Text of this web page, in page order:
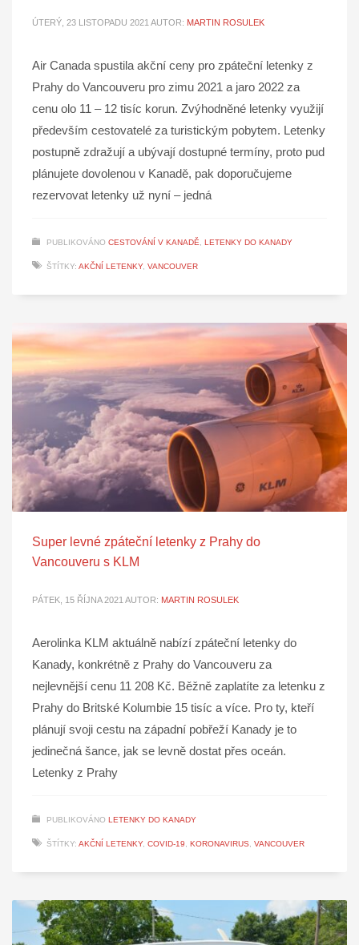
ÚTERÝ, 23 LISTOPADU 2021 AUTOR: MARTIN ROSULEK
Air Canada spustila akční ceny pro zpáteční letenky z
Prahy do Vancouveru pro zimu 2021 a jaro 2022 za
cenu olo 11 – 12 tisíc korun. Zvýhodněné letenky využijí
především cestovatelé za turistickým pobytem. Letenky
postupně zdražují a ubývají dostupné termíny, proto pud
plánujete dovolenou v Kanadě, pak doporučujeme
rezervovat letenky už nyní – jedná
PUBLIKOVÁNO CESTOVÁNÍ V KANADĚ, LETENKY DO KANADY
ŠTÍTKY: AKČNÍ LETENKY, VANCOUVER
Super levné zpáteční letenky z Prahy do
Vancouveru s KLM
PÁTEK, 15 ŘÍJNA 2021 AUTOR: MARTIN ROSULEK
Aerolinka KLM aktuálně nabízí zpáteční letenky do
Kanady, konkrétně z Prahy do Vancouveru za
nejlevnější cenu 11 208 Kč. Běžně zaplatíte za letenku z
Prahy do Britské Kolumbie 15 tisíc a více. Pro ty, kteří
plánují svoji cestu na západní pobřeží Kanady je to
jedinečná šance, jak se levně dostat přes oceán.
Letenky z Prahy
PUBLIKOVÁNO LETENKY DO KANADY
ŠTÍTKY: AKČNÍ LETENKY, COVID-19, KORONAVIRUS, VANCOUVER